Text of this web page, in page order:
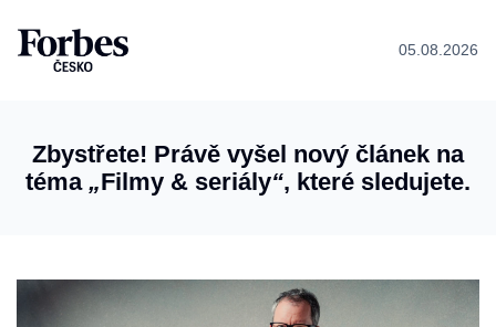
05.08.2026
Zbystřete! Právě vyšel nový článek na
téma „Filmy & seriály“, které sledujete.